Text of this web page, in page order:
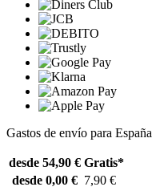
Gastos de envío para España
desde 54,90 € Gratis*
desde 0,00 € 7,90 €